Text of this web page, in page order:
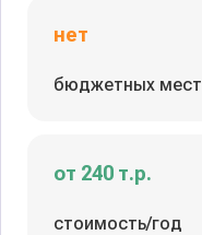
нет
бюджетных мест
от 240 т.р.
стоимость/год